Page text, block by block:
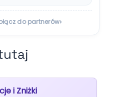
rule,…
do partnerów›
i Zniżki